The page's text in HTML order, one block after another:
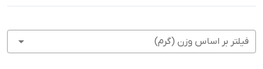
فیلتر بر اساس وزن (گرم)